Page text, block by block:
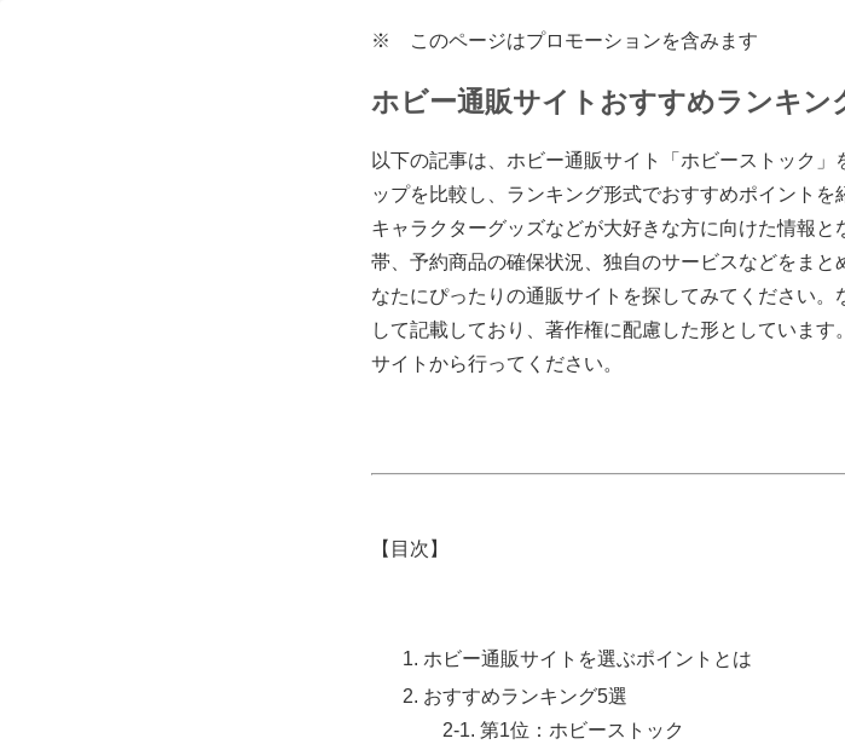
※ このページはプロモーションを含みます
ホビー通販サイトおすすめランキン
以下の記事は、ホビー通販サイト「ホビーストック
ップを比較し、ランキング形式でおすすめポイントを
キャラクターグッズなどが大好きな方に向けた情報
帯、予約商品の確保状況、独自のサービスなどをま
なたにぴったりの通販サイトを探してみてください
して記載しており、著作権に配慮した形としていま
サイトから行ってください。
【目次】
ホビー通販サイトを選ぶポイントとは
おすすめランキング5選
2-1. 第1位：ホビーストック